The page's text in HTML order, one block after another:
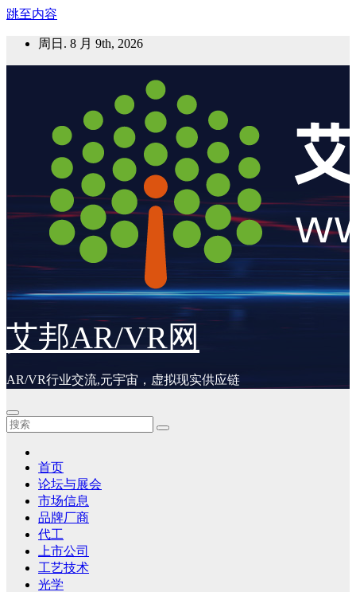
跳至内容
周日. 8 月 9th, 2026
艾邦AR/VR网
AR/VR行业交流,元宇宙，虚拟现实供应链
首页
论坛与展会
市场信息
品牌厂商
代工
上市公司
工艺技术
光学